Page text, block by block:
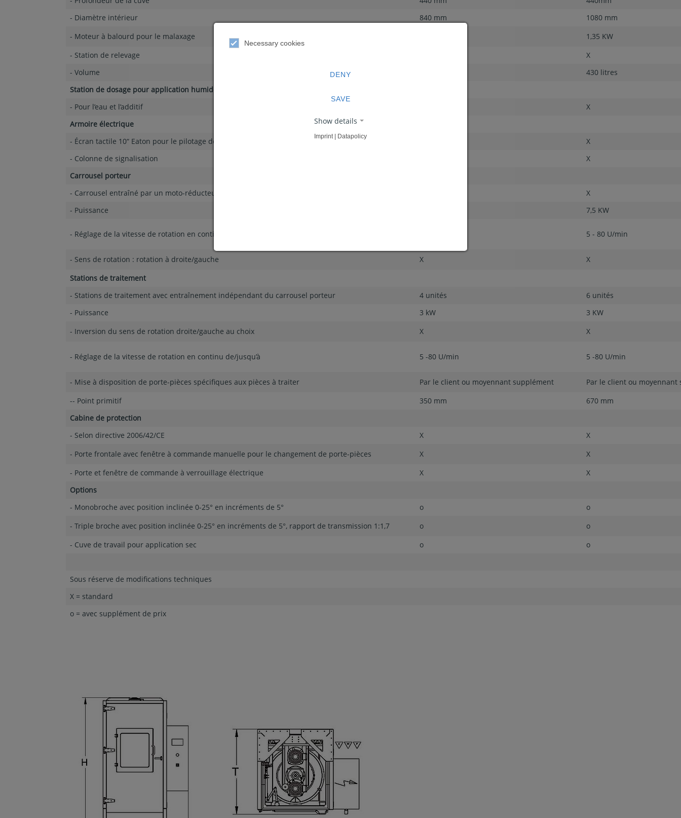
- Diamètre intérieur
840 mm
1080 mm
- Moteur à balourd pour le malaxage
1,35 KW
- Station de relevage
X
- Volume
430 litres
Station de dosage pour application humide
- Pour l’eau et l’additif
X
Armoire électrique
- Écran tactile 10“ Eaton pour le pilotage de toutes les fonctions
X
- Colonne de signalisation
X
Carrousel porteur
- Carrousel entraîné par un moto-réducteur
X
- Puissance
7,5 KW
- Réglage de la vitesse de rotation en continu, variable de/jusqu’à 5 - 80 U/min
- Sens de rotation : rotation à droite/gauche X
X
Stations de traitement
- Stations de traitement avec entraînement indépendant du carrousel porteur
4 unités
6 unités
- Puissance
3 kW
3 KW
- Inversion du sens de rotation droite/gauche au choix
X X
- Réglage de la vitesse de rotation en continu de/jusqu’à 5 -80 U/min 5 -80 U/min
- Mise à disposition de porte-pièces spécifiques aux pièces à traiter Par le client ou moyennant supplément
Par le client ou
-- Point primitif
350 mm
670 mm
Cabine de protection
- Selon directive 2006/42/CE
X
X
- Porte frontale avec fenêtre à commande manuelle pour le changement de porte-pièces
X
X
- Porte et fenêtre de commande à verrouillage électrique
X
X
Options
- Monobroche avec position inclinée 0-25° en incréments de 5°
o
o
- Triple broche avec position inclinée 0-25° en incréments de 5°, rapport de transmission 1:1,7
o
o
- Cuve de travail pour application sec
o o
Sous réserve de modifications techniques
X = standard
o = avec supplément de prix
Necessary cookies
DENY
SAVE
Show details
Imprint | Datapolicy